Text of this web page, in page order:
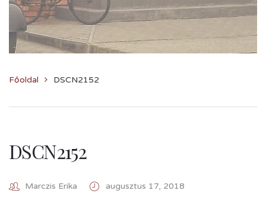
Főoldal DSCN2152
DSCN2152
Marczis Erika augusztus 17, 2018